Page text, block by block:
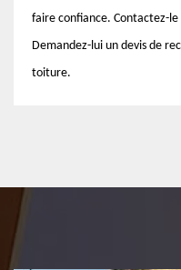
faire confiance. Contactez-le
Demandez-lui un devis de
toiture.